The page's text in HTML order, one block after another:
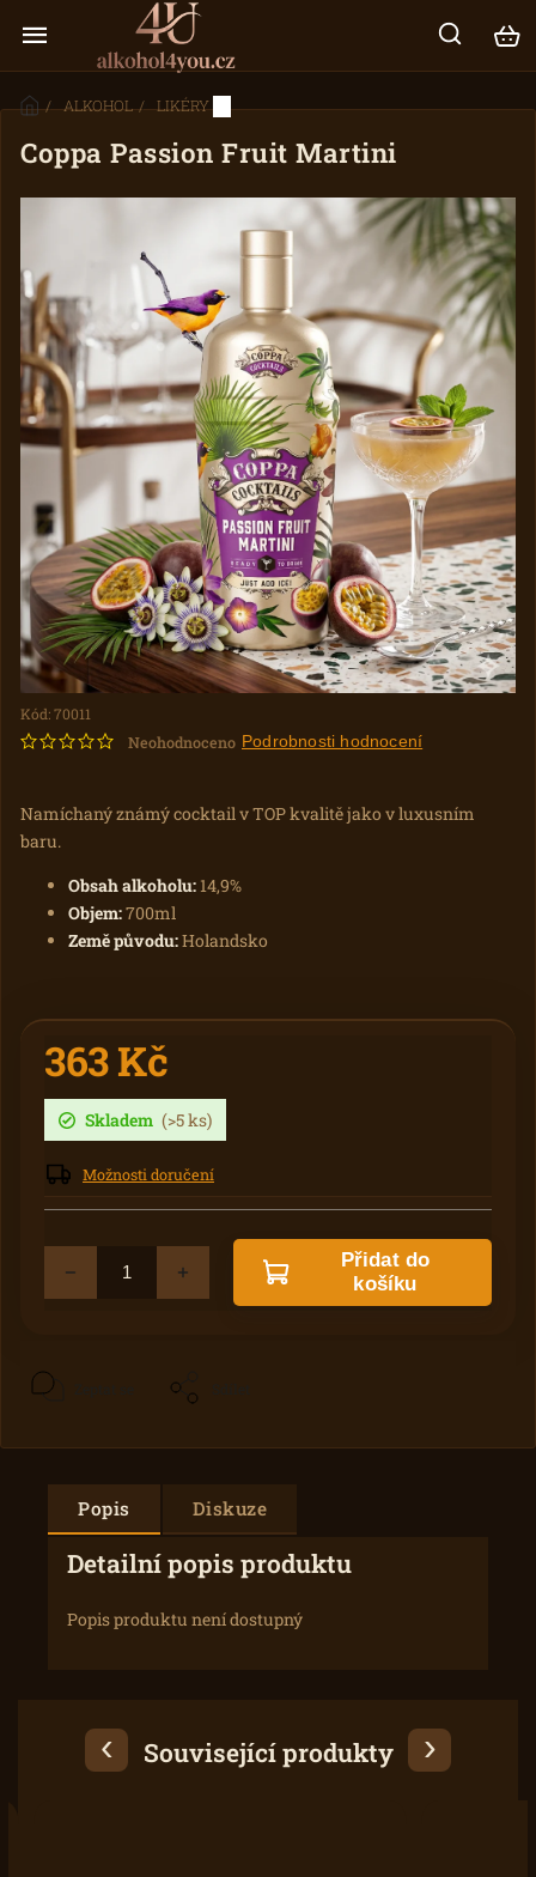
/ ALKOHOL / LIKÉRY
Coppa Passion Fruit Martini
Kód:70011
Neohodnoceno Podrobnosti hodnocení
Namíchaný známý cocktail v TOP kvalitě jako v luxusním
baru.
Obsah alkoholu: 14,9%
Objem:700ml
Země původu:Holandsko
363 Kč
Skladem (>5 ks)
Možnosti doručení
Přidat do
košíku
Popis Diskuze
Detailní popis produktu
Popis produktu není dostupný
Související produkty